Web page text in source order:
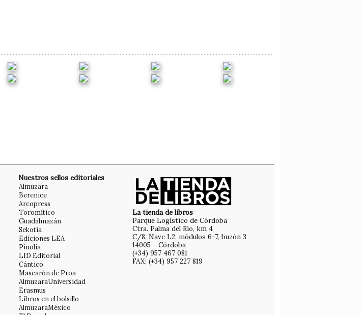
Nuestros sellos editoriales
Almuzara
Berenice
Arcopress
Toromítico
Guadalmazán
Sekotia
Ediciones LEA
Pinolia
LID Editorial
Cántico
Mascarón de Proa
AlmuzaraUniversidad
Erasmus
Libros en el bolsillo
AlmuzaraMéxico
La tienda de libros
Parque Logístico de Córdoba
Ctra. Palma del Río, km 4
C/8, Nave L2, módulos 6-7, buzón 3
14005 - Córdoba
(+34) 957 467 081
FAX: (+34) 957 227 819